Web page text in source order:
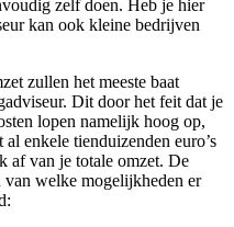
zelf doen. Heb je hier
kan ook kleine bedrijven
zullen het meeste baat
Dit door het feit dat je
lopen namelijk hoog op,
enkele tienduizenden euro’s
af van je totale omzet. De
van welke mogelijkheden er